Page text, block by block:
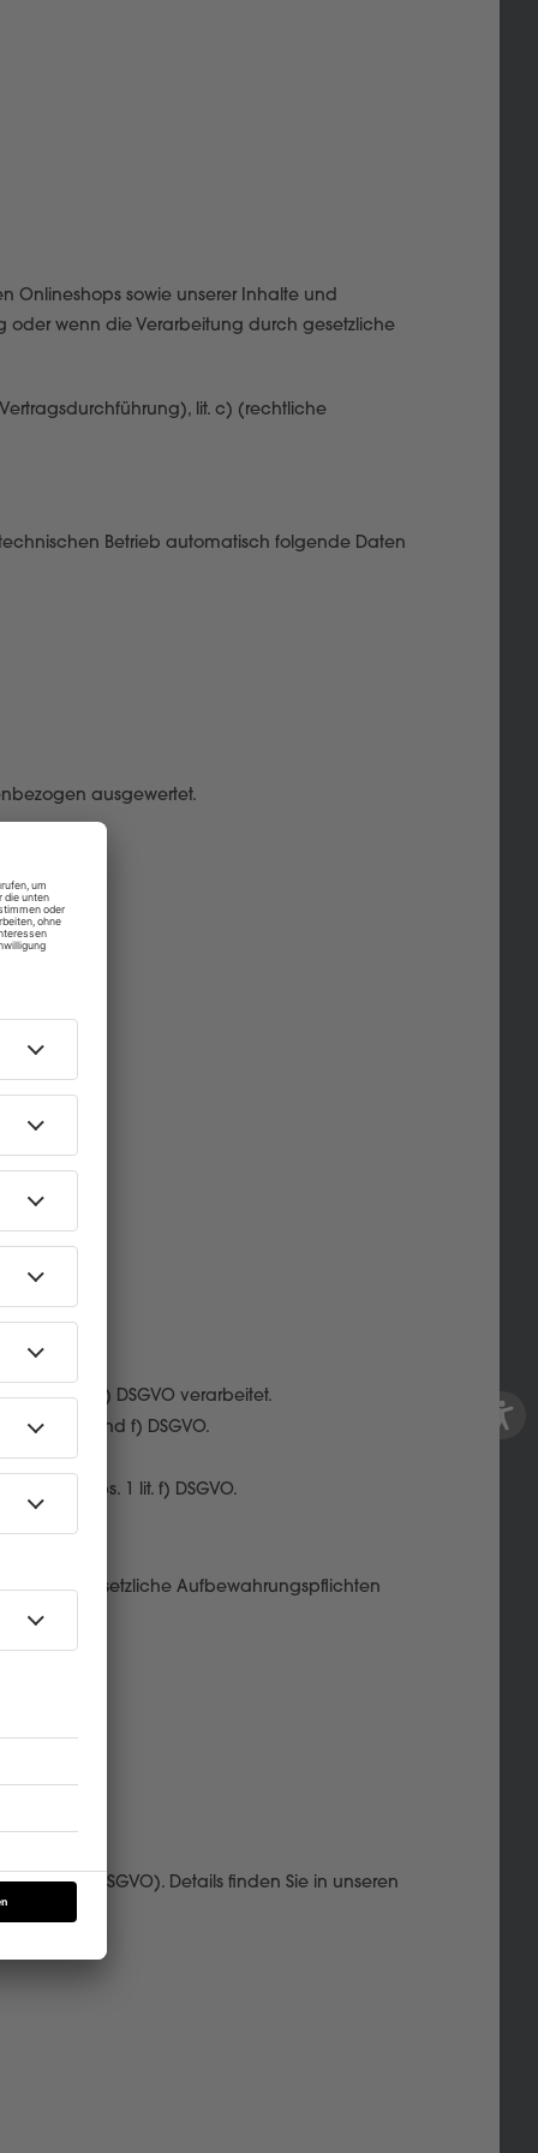
Onlineshops sowie unserer Inhalte und
oder wenn die Verarbeitung durch gesetzliche
lit. c) (rechtliche
Betrieb automatisch folgende Daten
ausgewertet.
Abs. 1 lit. b) DSGVO verarbeitet.
1 lit. a) und f) DSGVO.
Art. 6 Abs. 1 lit. f) DSGVO.
ist oder gesetzliche Aufbewahrungspflichten
1 lit. a) DSGVO). Details finden Sie in unseren